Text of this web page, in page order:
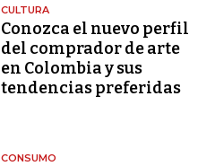
CULTURA
Conozca el nuevo perfil
del comprador de arte
en Colombia y sus
tendencias preferidas
CONSUMO